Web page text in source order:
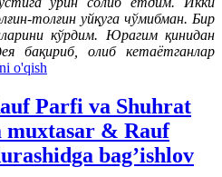
толғин уйқуга чўмибман. Бир
кўрдим. Юрагим қинидан
бақириб, олиб кетаётганлар
o'qish
Parfi va Shuhrat
muxtasar & Rauf
bag’ishlov